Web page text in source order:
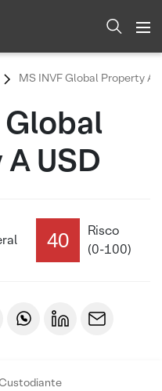
MS INVF Global Property A
Global
USD
40
Risco
(0-100)